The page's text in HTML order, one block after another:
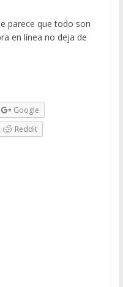
parece que todo son
en línea no deja de
Google
Reddit